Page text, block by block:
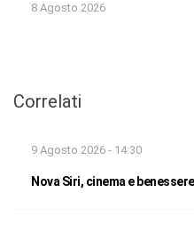
8 Agosto 2026
Correlati
9 Agosto 2026 - 14:30
Nova Siri, cinema e